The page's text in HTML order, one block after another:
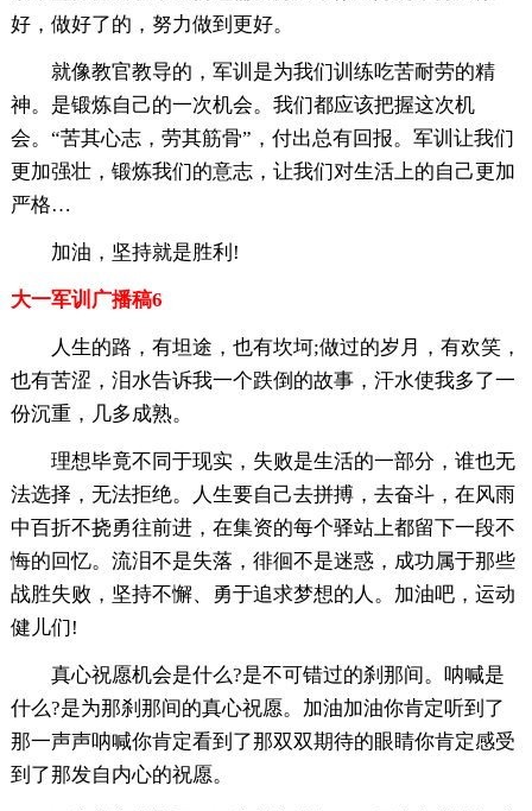
好，做好了的，努力做到更好。
就像教官教导的，军训是为我们训练吃苦耐劳的精
神。是锻炼自己的一次机会。我们都应该把握这次机
会。“苦其心志，劳其筋骨”，付出总有回报。军训让我们
更加强壮，锻炼我们的意志，让我们对生活上的自己更加
严格…
加油，坚持就是胜利!
大一军训广播稿6
人生的路，有坦途，也有坎坷;做过的岁月，有欢笑，
也有苦涩，泪水告诉我一个跌倒的故事，汗水使我多了一
份沉重，几多成熟。
理想毕竟不同于现实，失败是生活的一部分，谁也无
法选择，无法拒绝。人生要自己去拼搏，去奋斗，在风雨
中百折不挠勇往前进，在集资的每个驿站上都留下一段不
悔的回忆。流泪不是失落，徘徊不是迷惑，成功属于那些
战胜失败，坚持不懈、勇于追求梦想的人。加油吧，运动
健儿们!
真心祝愿机会是什么?是不可错过的刹那间。呐喊是
什么?是为那刹那间的真心祝愿。加油加油你肯定听到了
那一声声呐喊你肯定看到了那双双期待的眼睛你肯定感受
到了那发自内心的祝愿。